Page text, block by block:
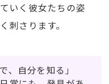
いく彼女たちの姿
刺さります。
、自分を知る」